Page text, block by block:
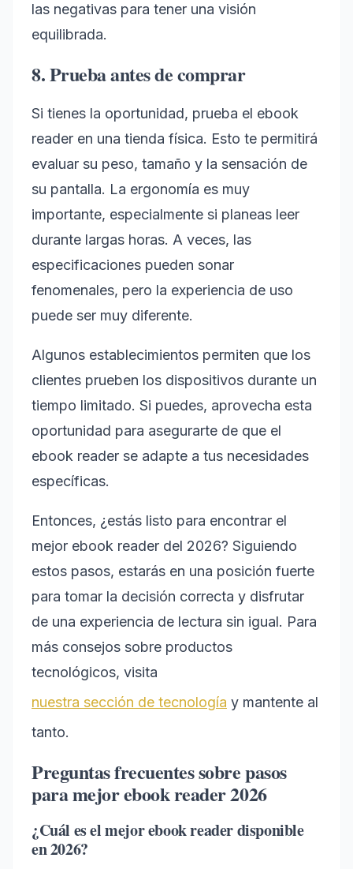
las negativas para tener una visión
equilibrada.
8. Prueba antes de comprar
Si tienes la oportunidad, prueba el ebook
reader en una tienda física. Esto te permitirá
evaluar su peso, tamaño y la sensación de
su pantalla. La ergonomía es muy
importante, especialmente si planeas leer
durante largas horas. A veces, las
especificaciones pueden sonar
fenomenales, pero la experiencia de uso
puede ser muy diferente.
Algunos establecimientos permiten que los
clientes prueben los dispositivos durante un
tiempo limitado. Si puedes, aprovecha esta
oportunidad para asegurarte de que el
ebook reader se adapte a tus necesidades
específicas.
Entonces, ¿estás listo para encontrar el
mejor ebook reader del 2026? Siguiendo
estos pasos, estarás en una posición fuerte
para tomar la decisión correcta y disfrutar
de una experiencia de lectura sin igual. Para
más consejos sobre productos
tecnológicos, visita
nuestra sección de tecnología y mantente al
tanto.
Preguntas frecuentes sobre pasos
para mejor ebook reader 2026
¿Cuál es el mejor ebook reader disponible
en 2026?